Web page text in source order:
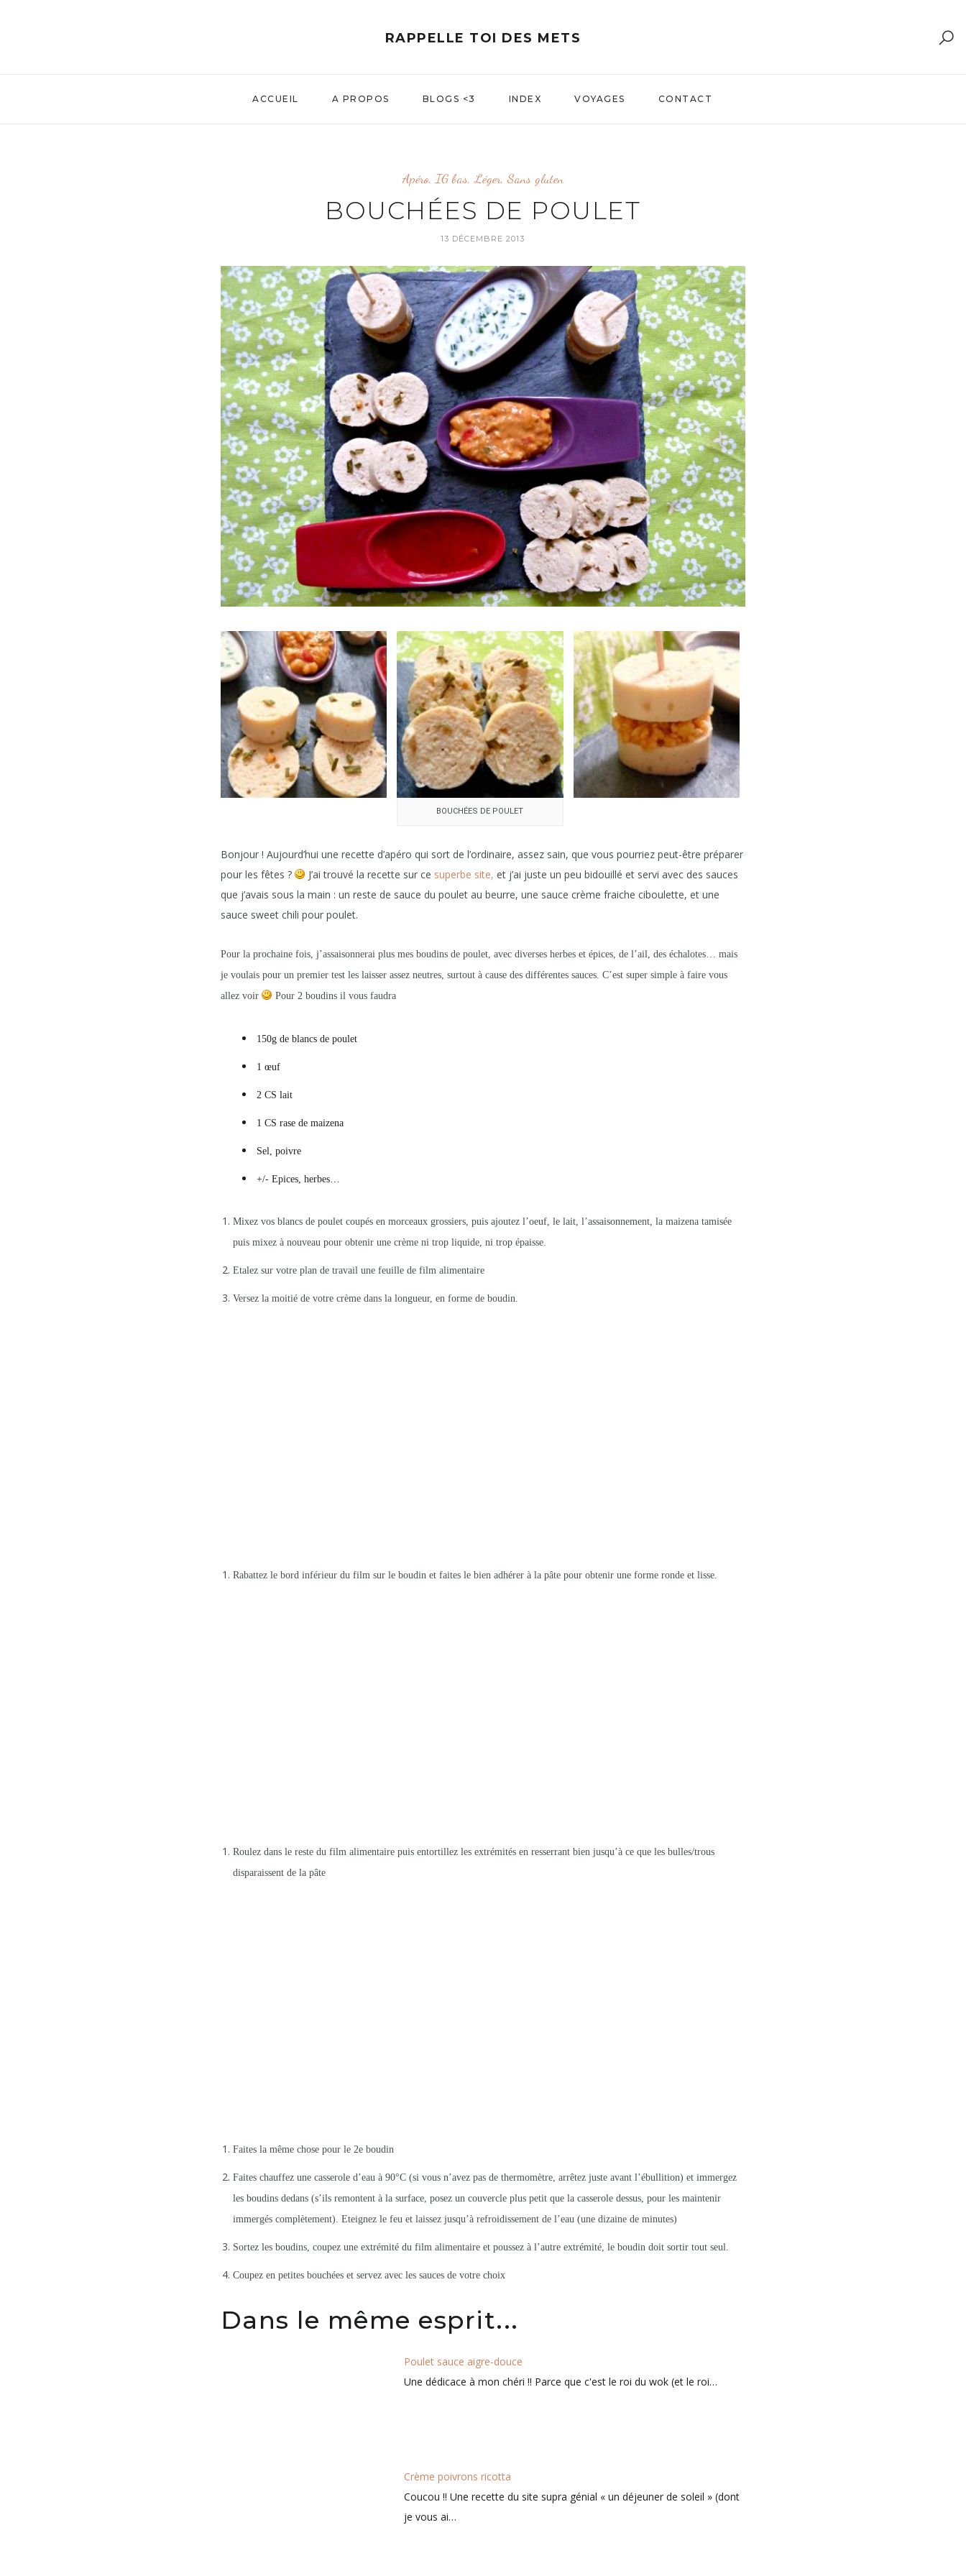
RAPPELLE TOI DES METS
ACCUEIL A PROPOS BLOGS <3 INDEX VOYAGES CONTACT
Apéro, IG bas,Léger,Sans gluten
BOUCHÉES DE POULET
13 DÉCEMBRE 2013
BOUCHÉES DE POULET
Bonjour ! Aujourd’hui une recette d’apéro qui sort de l’ordinaire, assez sain, que vous pourriez peut-être préparer
pour les fêtes ?
J’ai trouvé la recette sur ce superbe site, et j’ai juste un peu bidouillé et servi avec des sauces
que j’avais sous la main : un reste de sauce du poulet au beurre, une sauce crème fraiche ciboulette, et une
sauce sweet chili pour poulet.
Pour la prochaine fois, j’assaisonnerai plus mes boudins de poulet, avec diverses herbes et épices, de l’ail, des échalotes… mais
je voulais pour un premier test les laisser assez neutres, surtout à cause des différentes sauces. C’est super simple à faire vous
allez voir
Pour 2 boudins il vous faudra
150g de blancs de poulet
1 œuf
2 CS lait
1 CS rase de maizena
Sel, poivre
+/- Epices, herbes…
Mixez vos blancs de poulet coupés en morceaux grossiers, puis ajoutez l’oeuf, le lait, l’assaisonnement, la maizena tamisée
puis mixez à nouveau pour obtenir une crème ni trop liquide, ni trop épaisse.
Etalez sur votre plan de travail une feuille de film alimentaire
Versez la moitié de votre crème dans la longueur, en forme de boudin.
Rabattez le bord inférieur du film sur le boudin et faites le bien adhérer à la pâte pour obtenir une forme ronde et lisse.
Roulez dans le reste du film alimentaire puis entortillez les extrémités en resserrant bien jusqu’à ce que les bulles/trous
disparaissent de la pâte
Faites la même chose pour le 2e boudin
Faites chauffez une casserole d’eau à 90°C (si vous n’avez pas de thermomètre, arrêtez juste avant l’ébullition) et immergez
les boudins dedans (s’ils remontent à la surface, posez un couvercle plus petit que la casserole dessus, pour les maintenir
immergés complètement). Eteignez le feu et laissez jusqu’à refroidissement de l’eau (une dizaine de minutes)
Sortez les boudins, coupez une extrémité du film alimentaire et poussez à l’autre extrémité, le boudin doit sortir tout seul.
Coupez en petites bouchées et servez avec les sauces de votre choix
Dans le même esprit...
Poulet sauce aigre-douce
Une dédicace à mon chéri !! Parce que c'est le roi du wok (et le roi…
Crème poivrons ricotta
Coucou !! Une recette du site supra génial « un déjeuner de soleil » (dont
je vous ai…